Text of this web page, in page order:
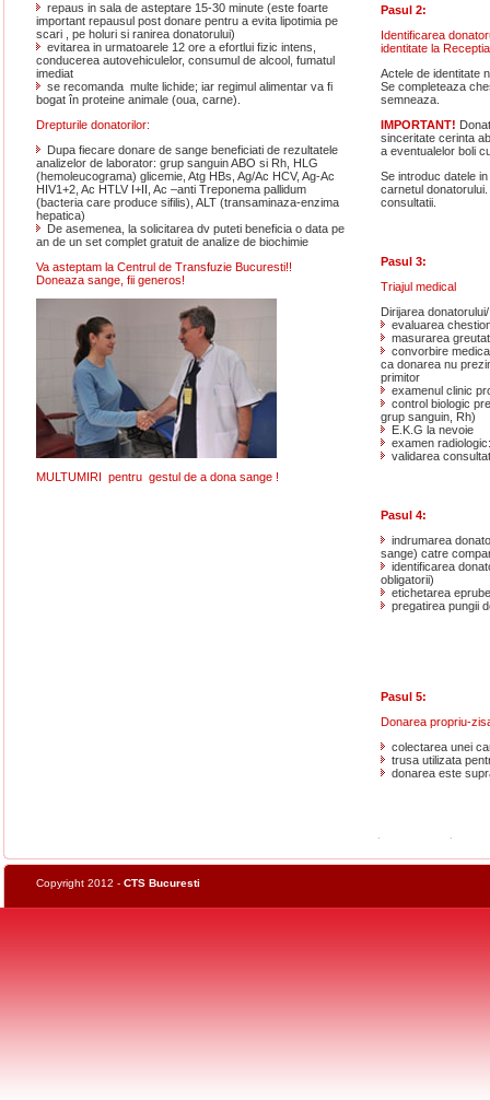
repaus in sala de asteptare 15-30 minute (este foarte
important repausul post donare pentru a evita lipotimia pe
scari , pe holuri si ranirea donatorului)
evitarea in urmatoarele 12 ore a efortlui fizic intens,
conducerea autovehiculelor, consumul de alcool, fumatul
imediat
se recomanda multe lichide; iar regimul alimentar va fi
bogat în proteine animale (oua, carne).
Drepturile donatorilor:
Dupa fiecare donare de sange beneficiati de rezultatele
analizelor de laborator: grup sanguin ABO si Rh, HLG
(hemoleucograma) glicemie, Atg HBs, Ag/Ac HCV, Ag-Ac
HIV1+2, Ac HTLV I+II, Ac –anti Treponema pallidum
(bacteria care produce sifilis), ALT (transaminaza-enzima
hepatica)
De asemenea, la solicitarea dv puteti beneficia o data pe
an de un set complet gratuit de analize de biochimie
Va asteptam la Centrul de Transfuzie Bucuresti!!
Doneaza sange, fii generos!
MULTUMIRI pentru gestul de a dona sange !
Pasul 2:
Identificarea
identitate la
Actele de identitate
Se completeaza
semneaza.
IMPORTANT!
sinceritate cerinta
a eventualelor boli
Se introduc datele
carnetul
consultatii.
Pasul 3:
Triajul medical
Dirijarea
evaluarea
masurarea
convorbire
ca donarea nu
primitor
examenul clinic
control biologic
grup sanguin, Rh)
E.K.G la nevoie
examen
validarea
Pasul 4:
indrumarea
sange) catre
identificarea
obligatorii)
etichetarea
pregatirea pungii
Pasul 5:
Donarea propriu-
colectarea unei
trusa utilizata
donarea este
Copyright 2012 - CTS Bucuresti